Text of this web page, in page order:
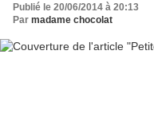
Publié le 20/06/2014 à 20:13
Par madame chocolat